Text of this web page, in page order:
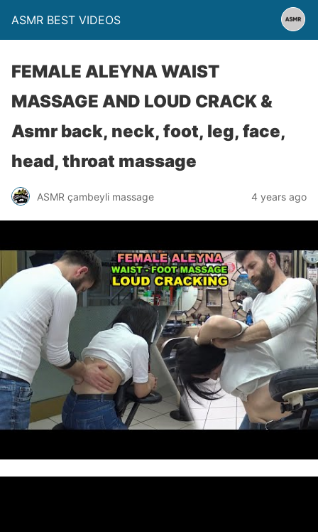
ASMR BEST VIDEOS
FEMALE ALEYNA WAIST
MASSAGE AND LOUD CRACK &
Asmr back, neck, foot, leg, face,
head, throat massage
ASMR çambeyli massage 4 years ago